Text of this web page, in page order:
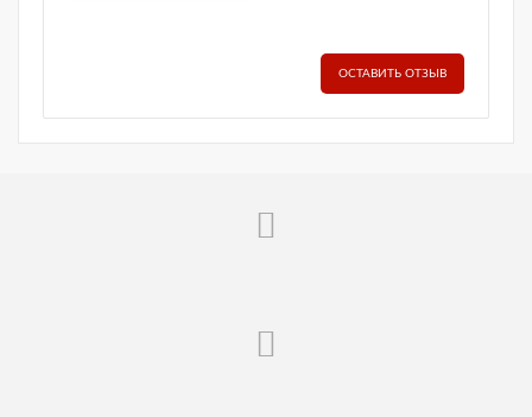
ОСТАВИТЬ ОТЗЫВ